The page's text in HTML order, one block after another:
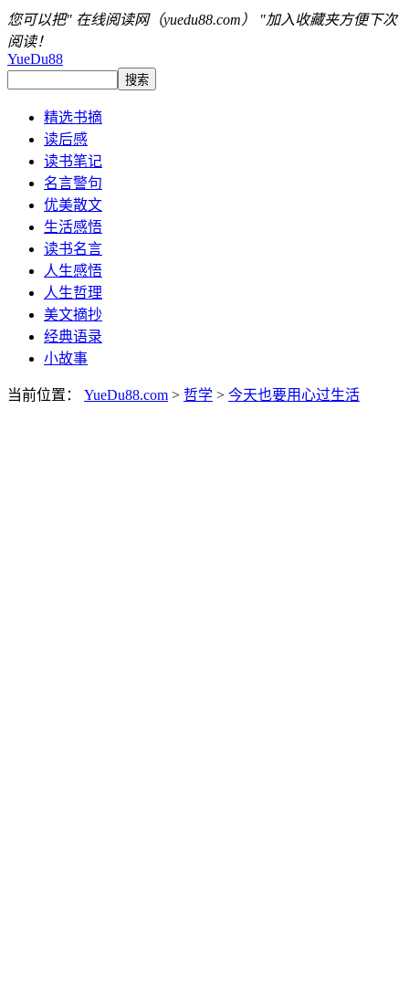
您可以把" 在线阅读网（yuedu88.com） "加入收藏夹方便下次
阅读！
YueDu88
精选书摘
读后感
读书笔记
名言警句
优美散文
生活感悟
读书名言
人生感悟
人生哲理
美文摘抄
经典语录
小故事
当前位置： YueDu88.com > 哲学 > 今天也要用心过生活